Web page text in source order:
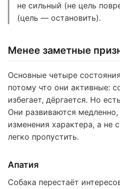
не сильный (не цель
(цель — остановить).
Менее заметные
Основные четыре
потому что они активные:
избегает, дёргается. Но
Они развиваются медленно,
изменения характера, а не
легко пропустить.
Апатия
Собака перестаёт